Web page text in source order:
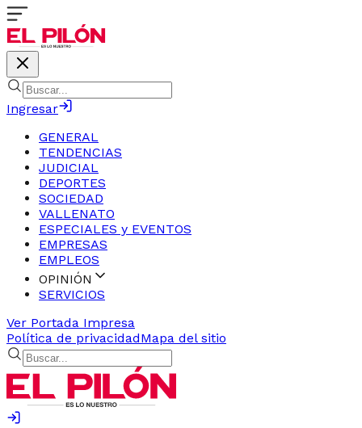
Ingresar
GENERAL
TENDENCIAS
JUDICIAL
DEPORTES
SOCIEDAD
VALLENATO
ESPECIALES y EVENTOS
EMPRESAS
EMPLEOS
OPINIÓN
SERVICIOS
Ver Portada Impresa
Política de privacidadMapa del sitio